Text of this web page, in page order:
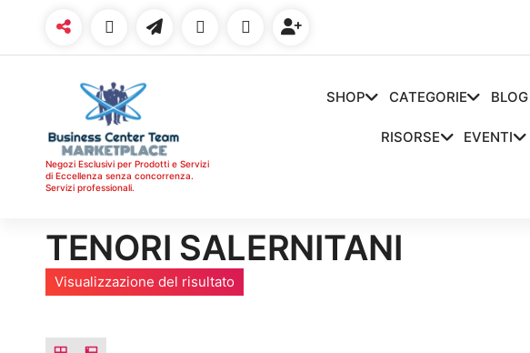
Negozi Esclusivi per Prodotti e Servizi
di Eccellenza senza concorrenza.
Servizi professionali.
SHOP CATEGORIE BLOG
RISORSE EVENTI
TENORI SALERNITANI
Visualizzazione del risultato